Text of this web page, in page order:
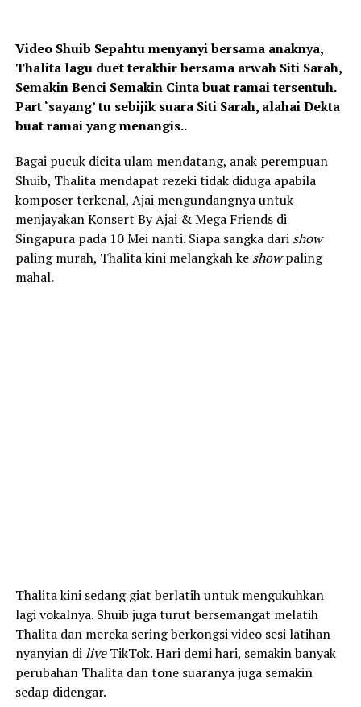
Video Shuib Sepahtu menyanyi bersama anaknya,
Thalita lagu duet terakhir bersama arwah Siti Sarah,
Semakin Benci Semakin Cinta buat ramai tersentuh.
Part ‘sayang’ tu sebijik suara Siti Sarah, alahai Dekta
buat ramai yang menangis..
Bagai pucuk dicita ulam mendatang, anak perempuan
Shuib, Thalita mendapat rezeki tidak diduga apabila
komposer terkenal, Ajai mengundangnya untuk
menjayakan Konsert By Ajai & Mega Friends di
Singapura pada 10 Mei nanti. Siapa sangka dari show
paling murah, Thalita kini melangkah ke showpaling
mahal.
Thalita kini sedang giat berlatih untuk mengukuhkan
lagi vokalnya. Shuib juga turut bersemangat melatih
Thalita dan mereka sering berkongsi video sesi latihan
nyanyian diliveTikTok. Hari demi hari, semakin banyak
perubahan Thalita dan tone suaranya juga semakin
sedap didengar.